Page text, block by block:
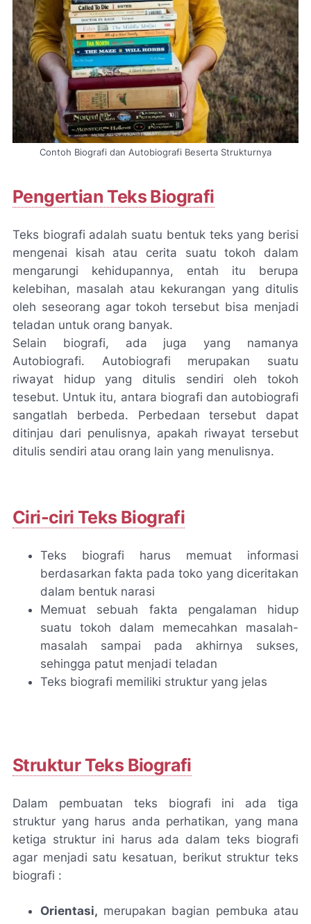
Contoh Biografi dan Autobiografi Beserta Strukturnya
Pengertian Teks Biografi
Teks biografi adalah suatu bentuk teks yang berisi
mengenai kisah atau cerita suatu tokoh dalam
mengarungi kehidupannya, entah itu berupa
kelebihan, masalah atau kekurangan yang ditulis
oleh seseorang agar tokoh tersebut bisa menjadi
teladan untuk orang banyak.
Selain biografi, ada juga yang namanya
Autobiografi. Autobiografi merupakan suatu
riwayat hidup yang ditulis sendiri oleh tokoh
tesebut. Untuk itu, antara biografi dan autobiografi
sangatlah berbeda. Perbedaan tersebut dapat
ditinjau dari penulisnya, apakah riwayat tersebut
ditulis sendiri atau orang lain yang menulisnya.
Ciri-ciri Teks Biografi
Teks biografi harus memuat informasi
berdasarkan fakta pada toko yang diceritakan
dalam bentuk narasi
Memuat sebuah fakta pengalaman hidup
suatu tokoh dalam memecahkan masalah-
masalah sampai pada akhirnya sukses,
sehingga patut menjadi teladan
Teks biografi memiliki struktur yang jelas
Struktur Teks Biografi
Dalam pembuatan teks biografi ini ada tiga
struktur yang harus anda perhatikan, yang mana
ketiga struktur ini harus ada dalam teks biografi
agar menjadi satu kesatuan, berikut struktur teks
biografi :
Orientasi, merupakan bagian pembuka atau